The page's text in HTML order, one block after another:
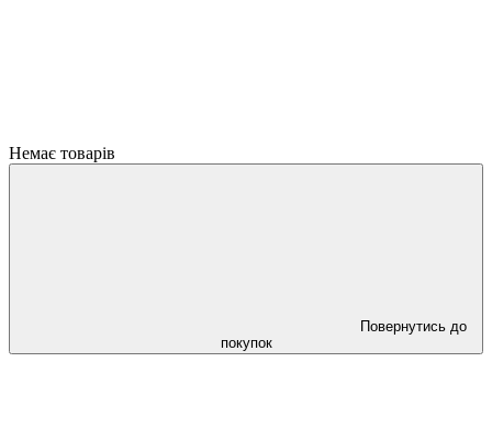
Немає товарів
Повернутись до
покупок